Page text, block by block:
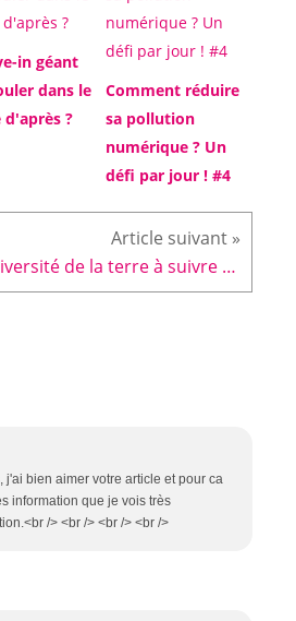
in géant
dans le
d'après ?
Comment réduire
sa pollution
numérique ? Un
défi par jour ! #4
L'université de la terre à suivre en direct sur Ecolo info !
j'ai bien aimer votre article et pour ca
information que je vois très
/> <br /> <br /> <br />